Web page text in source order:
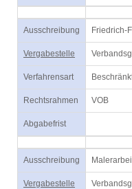
Ausschreibung Friedrich-
Vergabestelle
Verfahrensart
Rechtsrahmen VOB
Abgabefrist
Ausschreibung
Vergabestelle